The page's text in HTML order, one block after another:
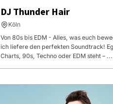
DJ Thunder Hair
Köln
Von 80s bis EDM - Alles, was euch
ich liefere den perfekten Soundtrack!
Charts, 90s, Techno oder EDM steht – ...